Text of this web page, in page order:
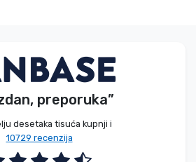
preporuka”
desetaka tisuća kupnji i
10729 recenzija